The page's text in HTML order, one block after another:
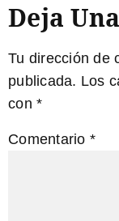
Deja
Tu dirección de
publicada. Los
con *
Comentario *